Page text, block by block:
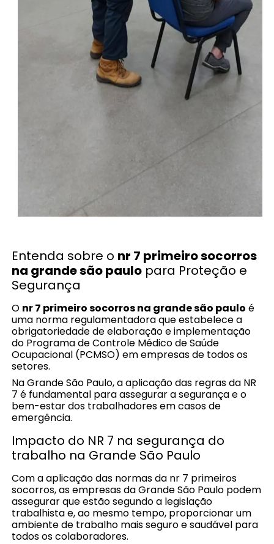
Entenda sobre o nr 7 primeiro socorros
na grande são paulo para Proteção e
Segurança
O nr 7 primeiro socorros na grande são paulo é
uma norma regulamentadora que estabelece a
obrigatoriedade de elaboração e implementação
do Programa de Controle Médico de Saúde
Ocupacional (PCMSO) em empresas de todos os
setores.
Na Grande São Paulo, a aplicação das regras da NR
7 é fundamental para assegurar a segurança e o
bem-estar dos trabalhadores em casos de
emergência.
Impacto do NR 7 na segurança do
trabalho na Grande São Paulo
Com a aplicação das normas da nr 7 primeiros
socorros, as empresas da Grande São Paulo podem
assegurar que estão segundo a legislação
trabalhista e, ao mesmo tempo, proporcionar um
ambiente de trabalho mais seguro e saudável para
todos os colaboradores.